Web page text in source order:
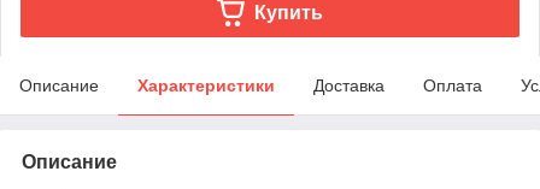
Купить
Описание Характеристики Доставка Оплата
Описание